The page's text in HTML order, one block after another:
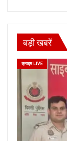
बड़ी खबरें
क्राइम LIVE